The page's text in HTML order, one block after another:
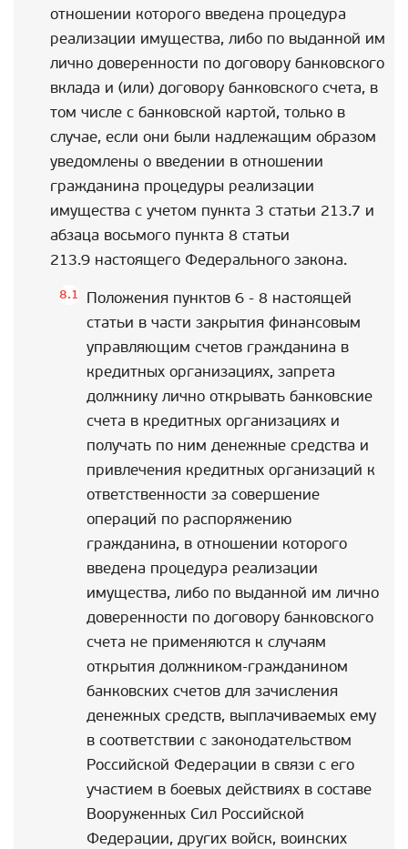
отношении которого введена процедура
реализации имущества, либо по выданной им
лично доверенности по договору банковского
вклада и (или) договору банковского счета, в
том числе с банковской картой, только в
случае, если они были надлежащим образом
уведомлены о введении в отношении
гражданина процедуры реализации
имущества с учетом пункта 3 статьи 213.7 и
абзаца восьмого пункта 8 статьи
213.9 настоящего Федерального закона.
Положения пунктов 6 - 8 настоящей
статьи в части закрытия финансовым
управляющим счетов гражданина в
кредитных организациях, запрета
должнику лично открывать банковские
счета в кредитных организациях и
получать по ним денежные средства и
привлечения кредитных организаций к
ответственности за совершение
операций по распоряжению
гражданина, в отношении которого
введена процедура реализации
имущества, либо по выданной им лично
доверенности по договору банковского
счета не применяются к случаям
открытия должником-гражданином
банковских счетов для зачисления
денежных средств, выплачиваемых ему
в соответствии с законодательством
Российской Федерации в связи с его
участием в боевых действиях в составе
Вооруженных Сил Российской
Федерации, других войск, воинских